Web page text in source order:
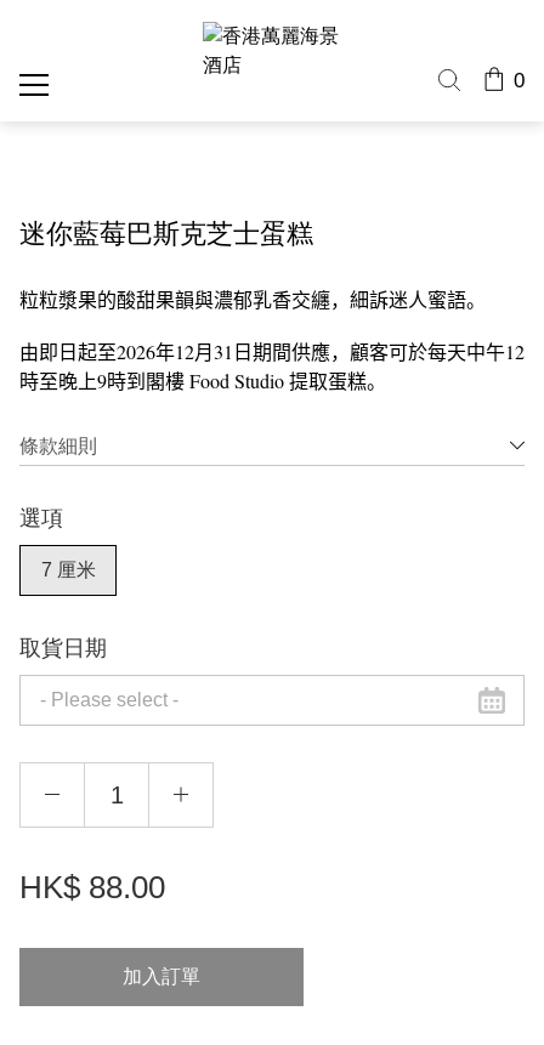
0
迷你藍莓巴斯克芝士蛋糕
粒粒漿果的酸甜果韻與濃郁乳香交纏，細訴迷人蜜語。
由即日起至2026年12月31 日期間供應，顧客可於每天中午12
時至晚上9時到閣樓Food Studio提取蛋糕。
條款細則
選項
7 厘米
取貨日期
HK$ 88.00
加入訂單